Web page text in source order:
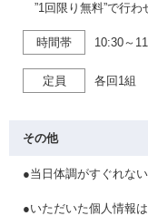
”1回限り無料”で行わ
時間帯 10:30～
定員 各回1組
その他
●当日体調がすぐれな
●いただいた個人情報